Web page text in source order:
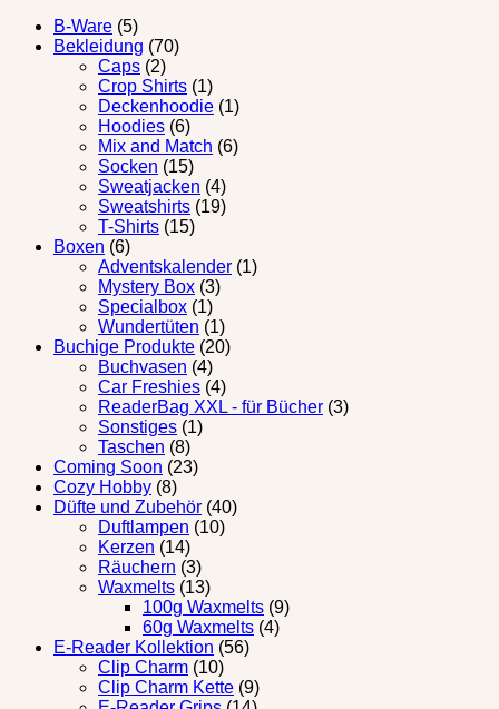
B-Ware (5)
Bekleidung (70)
Caps (2)
Crop Shirts (1)
Deckenhoodie (1)
Hoodies (6)
Mix and Match (6)
Socken (15)
Sweatjacken (4)
Sweatshirts (19)
T-Shirts (15)
Boxen (6)
Adventskalender (1)
Mystery Box (3)
Specialbox (1)
Wundertüten (1)
Buchige Produkte (20)
Buchvasen (4)
Car Freshies (4)
ReaderBag XXL - für Bücher (3)
Sonstiges (1)
Taschen (8)
Coming Soon (23)
Cozy Hobby (8)
Düfte und Zubehör (40)
Duftlampen (10)
Kerzen (14)
Räuchern (3)
Waxmelts (13)
100g Waxmelts (9)
60g Waxmelts (4)
E-Reader Kollektion (56)
Clip Charm (10)
Clip Charm Kette (9)